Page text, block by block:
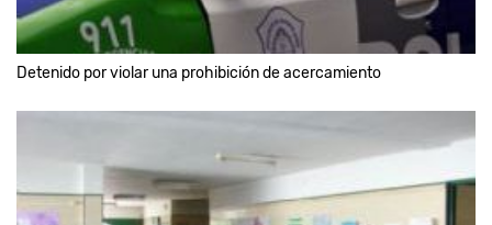
Detenido por violar una prohibición de acercamiento